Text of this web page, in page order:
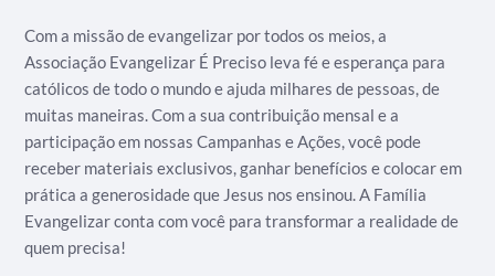
Com a missão de evangelizar por todos os meios, a
Associação Evangelizar É Preciso leva fé e esperança para
católicos de todo o mundo e ajuda milhares de pessoas, de
muitas maneiras. Com a sua contribuição mensal e a
participação em nossas Campanhas e Ações, você pode
receber materiais exclusivos, ganhar benefícios e colocar em
prática a generosidade que Jesus nos ensinou. A Família
Evangelizar conta com você para transformar a realidade de
quem precisa!